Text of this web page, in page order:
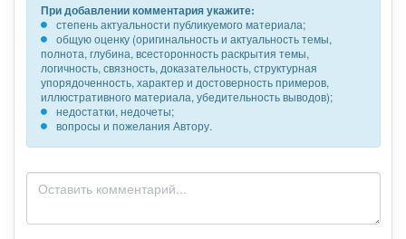
При добавлении комментария укажите:
степень актуальности публикуемого материала;
общую оценку (оригинальность и актуальность темы,
полнота, глубина, всесторонность раскрытия темы,
логичность, связность, доказательность, структурная
упорядоченность, характер и достоверность примеров,
иллюстративного материала, убедительность выводов);
недостатки, недочеты;
вопросы и пожелания Автору.